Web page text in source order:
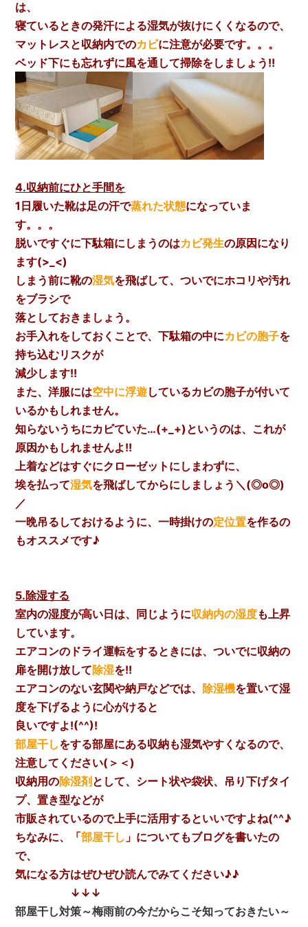
は、
寝ているときの発汗による湿気が抜けにくくなるので、
マットレスと収納内でのカビに注意が必要です。。。
ベッド下にも忘れずに風を通して掃除をしましょう!!
4.収納前にひと手間を
1日履いた靴は足の汗で蒸れた状態になっていま
す。。。
脱いですぐに下駄箱にしまうのはカビ発生の原因になり
ます(>_<)
しまう前に靴の湿気を飛ばして、ついでにホコリや汚れ
をブラシで
落としておきましょう。
お手入れをしておくことで、下駄箱の中にカビの胞子を
持ち込むリスクが
減少します!!
また、洋服には空中に浮遊しているカビの胞子が付いて
いるかもしれません。
知らないうちにカビていた…(+_+) というのは、これが
原因かもしれませんよ!!
上着などはすぐにクローゼットにしまわずに、
埃を払って湿気を飛ばしてからにしましょう＼(◎o◎)
／
一晩吊るしておけるように、一時掛けの定位置を作るの
もオススメです♪
5.除湿する
室内の湿度が高い日は、同じように収納内の湿度も上昇
しています。
エアコンのドライ運転をするときには、ついでに収納の
扉を開け放して除湿を!!
エアコンのない玄関や納戸などでは、除湿機を置いて湿
度を下げるように心がけると
良いですよ!(^^)!
部屋干しをする部屋にある収納も湿気やすくなるので、
注意してください(＞＜)
収納用の除湿剤として、シート状や袋状、吊り下げタイ
プ、置き型などが
市販されているので上手に活用するといいですよね(^^♪
ちなみに、「部屋干し 」についてもブログを書いたの
で、
気になる方はぜひぜひ読んでみてください♪♪
↓↓↓
部屋干し対策～梅雨前の今だからこそ知っておきたい～